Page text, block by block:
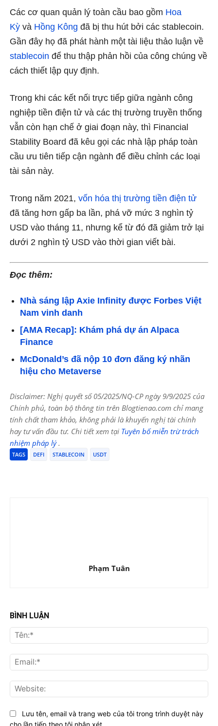
Các cơ quan quản lý toàn cầu bao gồm Hoa
Kỳ và Hồng Kông đã bị thu hút bởi các stablecoin.
Gần đây họ đã phát hành một tài liệu thảo luận về
stablecoin để thu thập phản hồi của công chúng về
cách thiết lập quy định.
Trong khi các kết nối trực tiếp giữa ngành công
nghiệp tiền điện tử và các thị trường truyền thống
vẫn còn hạn chế ở giai đoạn này, thì Financial
Stability Board đã kêu gọi các nhà lập pháp toàn
cầu ưu tiên tiếp cận ngành để điều chỉnh các loại
tài sản này.
Trong năm 2021, vốn hóa thị trường tiền điện tử
đã tăng hơn gấp ba lần, phá vỡ mức 3 nghìn tỷ
USD vào tháng 11, nhưng kể từ đó đã giảm trở lại
dưới 2 nghìn tỷ USD vào thời gian viết bài.
Đọc thêm:
Nhà sáng lập Axie Infinity được Forbes Việt
Nam vinh danh
[AMA Recap]: Khám phá dự án Alpaca
Finance
McDonald’s đã nộp 10 đơn đăng ký nhãn
hiệu cho Metaverse
Disclaimer: Nghị quyết số 05/2025/NQ-CP ngày 9/9/2025 của
Chính phủ, toàn bộ thông tin trên Blogtienao.com chỉ mang
tính chất tham khảo, không phải là khuyến nghị tài chính
hay tư vấn đầu tư. Chi tiết xem tại Tuyên bố miễn trừ trách
nhiệm pháp lý.
TAGS DEFI STABLECOIN USDT
Phạm Tuân
BÌNH LUẬN
Lưu tên, email và trang web của tôi trong trình duyệt này